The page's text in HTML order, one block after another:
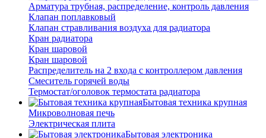
Арматура трубная, распределение, контроль давления
Клапан поплавковый
Клапан стравливания воздуха для радиатора
Кран радиатора
Кран шаровой
Кран шаровой
Распределитель на 2 входа с контроллером давления
Смеситель горячей воды
Термостат/оголовок термостата радиатора
Бытовая техника крупная
Микроволновая печь
Электрическая плита
Бытовая электроника